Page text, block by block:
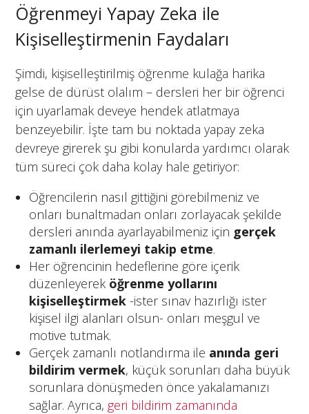
Öğrenmeyi Yapay Zeka ile
Kişiselleştirmenin Faydaları
Şimdi, kişiselleştirilmiş öğrenme kulağa harika
gelse de dürüst olalım – dersleri her bir öğrenci
için uyarlamak deveye hendek atlatmaya
benzeyebilir. İşte tam bu noktada yapay zeka
devreye girerek şu gibi konularda yardımcı olarak
tüm süreci çok daha kolay hale getiriyor:
Öğrencilerin nasıl gittiğini görebilmeniz ve
onları bunaltmadan onları zorlayacak şekilde
dersleri anında ayarlayabilmeniz için gerçek
zamanlı ilerlemeyi takip etme.
Her öğrencinin hedeflerine göre içerik
düzenleyerek öğrenme yollarını
kişiselleştirmek -ister sınav hazırlığı ister
kişisel ilgi alanları olsun- onları meşgul ve
motive tutmak.
Gerçek zamanlı notlandırma ile anında geri
bildirim vermek, küçük sorunları daha büyük
sorunlara dönüşmeden önce yakalamanızı
sağlar. Ayrıca, geri bildirim zamanında